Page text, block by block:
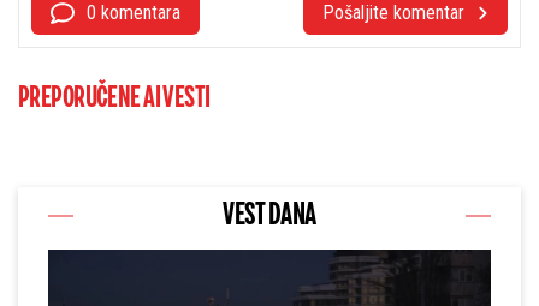
0 komentara Pošaljite komentar
PREPORUČENE AI VESTI
VEST DANA